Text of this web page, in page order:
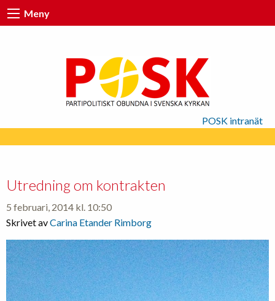
Meny
POSK intranät
Utredning om kontrakten
5 februari, 2014 kl. 10:50
Skrivet avCarina Etander Rimborg